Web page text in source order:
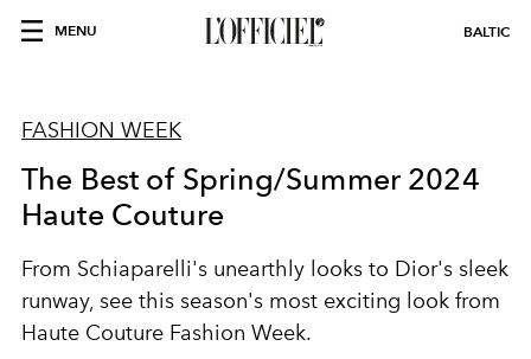
MENU BALTIC
FASHION WEEK
The Best of Spring/Summer 2024
Haute Couture
From Schiaparelli's unearthly looks to Dior's sleek
runway, see this season's most exciting look from
Haute Couture Fashion Week.